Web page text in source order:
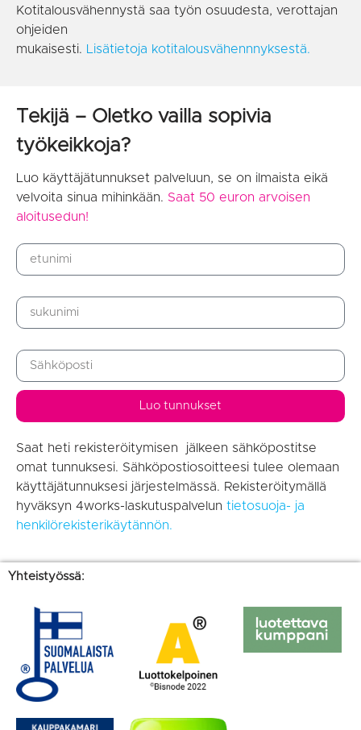
Kotitalousvähennystä saa työn osuudesta, verottajan
ohjeiden
mukaisesti. Lisätietoja kotitalousvähennnyksestä.
Tekijä – Oletko vailla sopivia
työkeikkoja?
Luo käyttäjätunnukset palveluun, se on ilmaista eikä
velvoita sinua mihinkään. Saat 50 euron arvoisen
aloitusedun!
Luo tunnukset
Saat heti rekisteröitymisen jälkeen sähköpostitse
omat tunnuksesi. Sähköpostiosoitteesi tulee olemaan
käyttäjätunnuksesi järjestelmässä. Rekisteröitymällä
hyväksyn 4works-laskutuspalvelun tietosuoja- ja
henkilörekisterikäytännön.
Yhteistyössä: